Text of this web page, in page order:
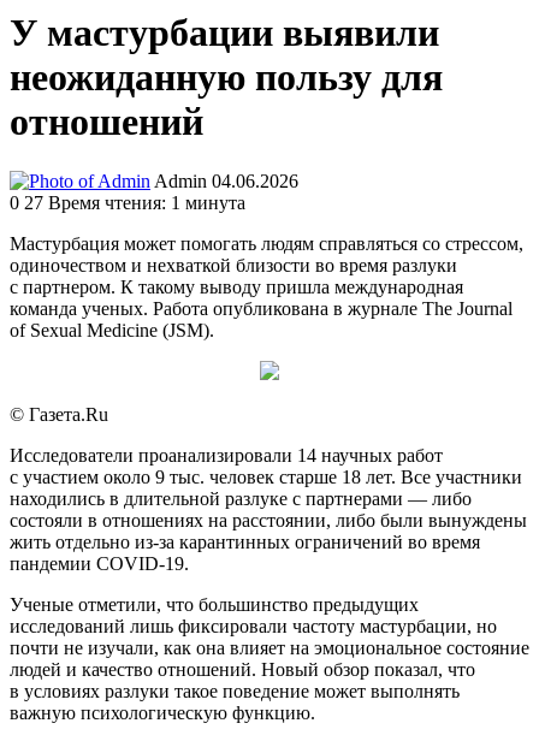
У мастурбации выявили
неожиданную пользу для
отношений
Admin Send
an
04.06.2026
0 27 Время чтения: 1 минута
Мастурбация может помогать людям справляться со стрессом,
одиночеством и нехваткой близости во время разлуки
с партнером. К такому выводу пришла международная
команда ученых. Работа опубликована в журнале The Journal
of Sexual Medicine (JSM).
© Газета.Ru
Исследователи проанализировали 14 научных работ
с участием около 9 тыс. человек старше 18 лет. Все участники
находились в длительной разлуке с партнерами — либо
состояли в отношениях на расстоянии, либо были вынуждены
жить отдельно из-за карантинных ограничений во время
пандемии COVID-19.
Ученые отметили, что большинство предыдущих
исследований лишь фиксировали частоту мастурбации, но
почти не изучали, как она влияет на эмоциональное состояние
людей и качество отношений. Новый обзор показал, что
в условиях разлуки такое поведение может выполнять
важную психологическую функцию.